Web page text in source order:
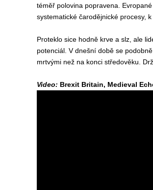
téměř polovina popravena.
systematické čarodějnické procesy,
Proteklo sice hodně krve a slz, ale
potenciál. V dnešní době se
mrtvými než na konci středověku.
Video: Brexit Britain, Medieval